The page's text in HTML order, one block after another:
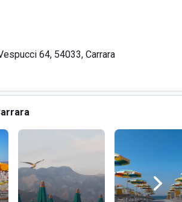
64, 54033, Carrara